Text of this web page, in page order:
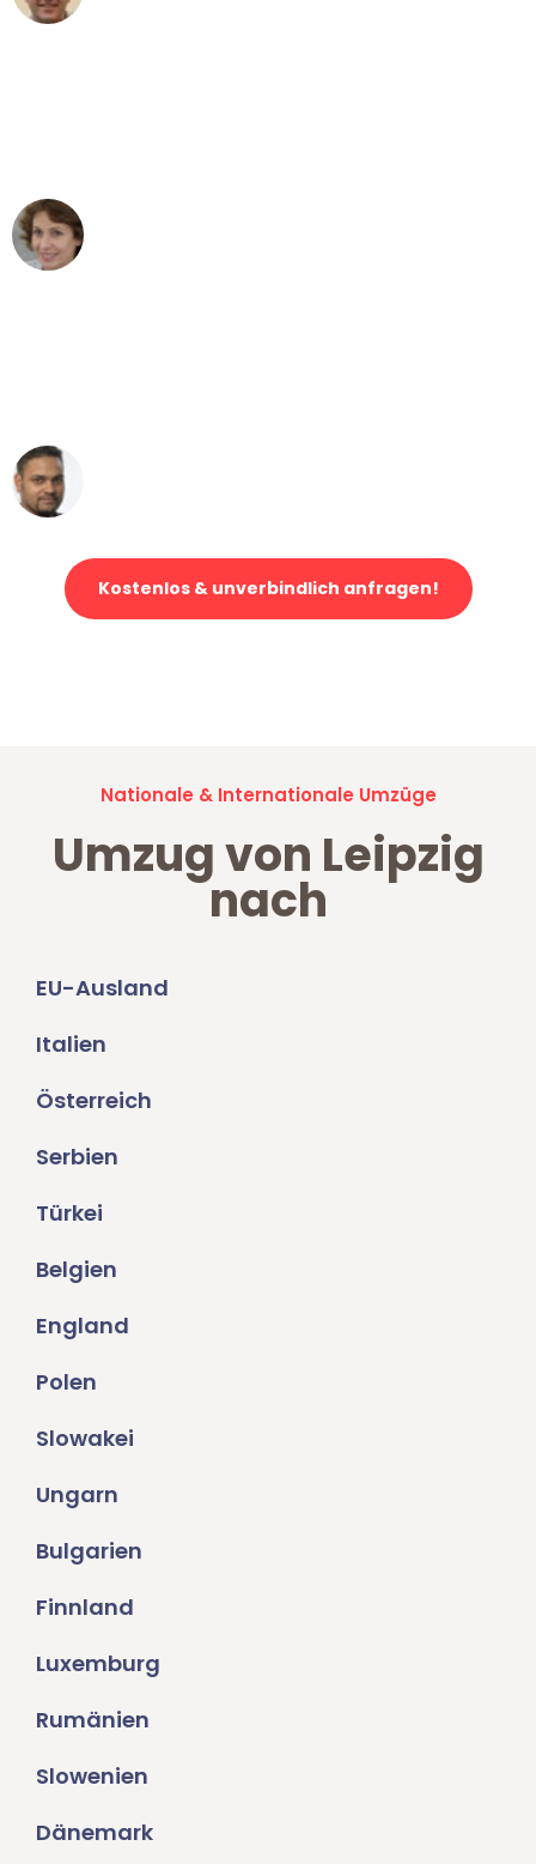
Kostenlos & unverbindlich anfragen!
Nationale & Internationale Umzüge
Umzug von Leipzig
nach
EU-Ausland
Italien
Österreich
Serbien
Türkei
Belgien
England
Polen
Slowakei
Ungarn
Bulgarien
Finnland
Luxemburg
Rumänien
Slowenien
Dänemark